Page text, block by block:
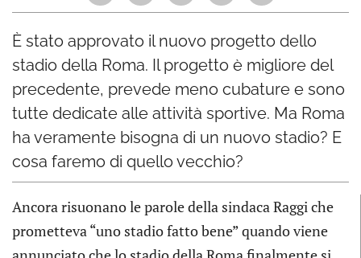
È stato approvato il nuovo progetto dello
stadio della Roma. Il progetto è migliore del
precedente, prevede meno cubature e sono
tutte dedicate alle attività sportive. Ma Roma
ha veramente bisogna di un nuovo stadio? E
cosa faremo di quello vecchio?
Ancora risuonano le parole della sindaca Raggi che
prometteva “uno stadio fatto bene” quando viene